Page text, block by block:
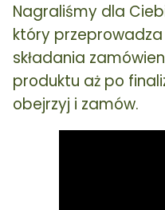
Nagraliśmy dla
który
składania
produktu aż po
obejrzyj i zamów.